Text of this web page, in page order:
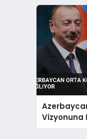
Vizyonuna